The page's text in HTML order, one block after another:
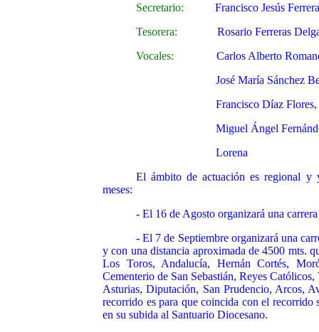
Secretario:
Francisco Jesús
Tesorera:
Rosario Ferreras
Vocales:
Carlos Alberto Romano
José María Sánchez
Francisco Díaz Flores,
Miguel Ángel Fernández
Lorena
El ámbito de actuación es regional y
meses:
- El 16 de Agosto organizará una
- El 7 de Septiembre organizará una
y con una distancia aproximada de 4500 mts.
Los Toros, Andalucía, Hernán Cortés,
Cementerio de San Sebastián, Reyes
Asturias, Diputación, San Prudencio, Arcos,
recorrido es para que coincida con el
en su subida al Santuario Diocesano.